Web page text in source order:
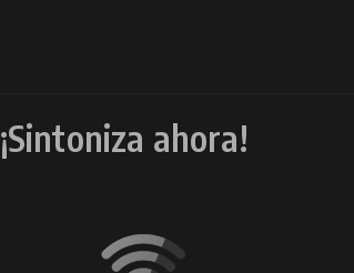
¡Sintoniza ahora!